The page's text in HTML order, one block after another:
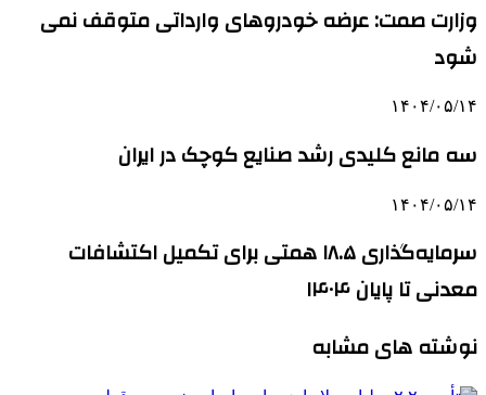
وزارت صمت: عرضه خودروهای وارداتی متوقف نمی
شود
۱۴۰۴/۰۵/۱۴
سه مانع کلیدی رشد صنایع کوچک در ایران
۱۴۰۴/۰۵/۱۴
سرمایه‌گذاری ۱۸.۵ همتی برای تکمیل اکتشافات
معدنی تا پایان ۱۴۰۴
نوشته های مشابه